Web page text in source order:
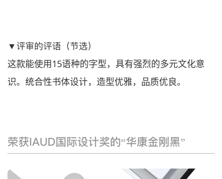
▼评审的评语（节选）
这款能使用15语种的字型，具有强烈的多元文化意
识。统合性书体设计，造型优雅，品质优良。
荣获IAUD国际设计奖的“华康金刚黑”